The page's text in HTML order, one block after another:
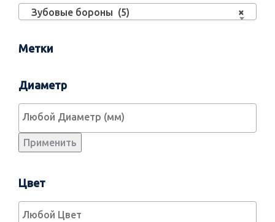
×
Зубовые бороны (5)
Метки
Диаметр
Применить
Цвет